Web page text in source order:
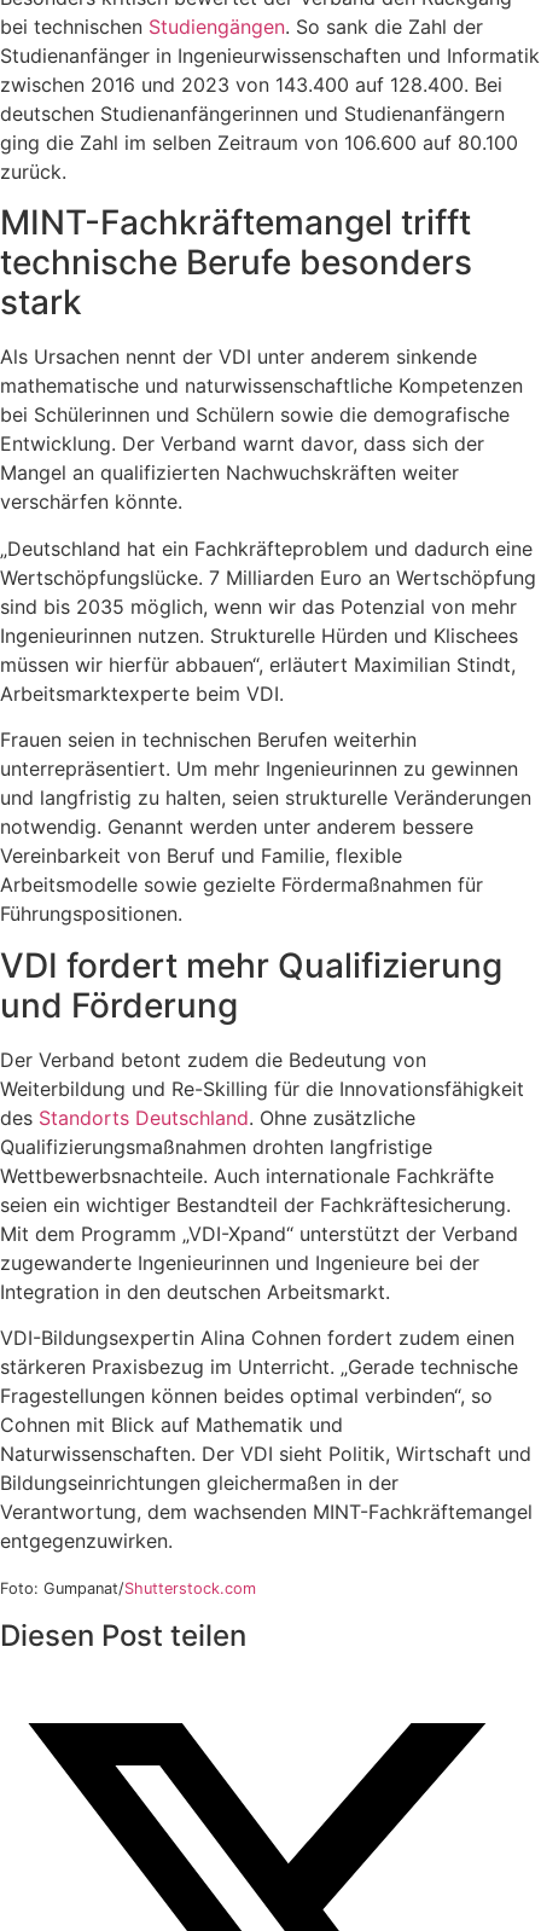
bei technischen Studiengängen. So sank die Zahl der
Studienanfänger in Ingenieurwissenschaften und Informatik
zwischen 2016 und 2023 von 143.400 auf 128.400. Bei
deutschen Studienanfängerinnen und Studienanfängern
ging die Zahl im selben Zeitraum von 106.600 auf 80.100
zurück.
MINT-Fachkräftemangel trifft
technische Berufe besonders
stark
Als Ursachen nennt der VDI unter anderem sinkende
mathematische und naturwissenschaftliche Kompetenzen
bei Schülerinnen und Schülern sowie die demografische
Entwicklung. Der Verband warnt davor, dass sich der
Mangel an qualifizierten Nachwuchskräften weiter
verschärfen könnte.
„Deutschland hat ein Fachkräfteproblem und dadurch eine
Wertschöpfungslücke. 7 Milliarden Euro an Wertschöpfung
sind bis 2035 möglich, wenn wir das Potenzial von mehr
Ingenieurinnen nutzen. Strukturelle Hürden und Klischees
müssen wir hierfür abbauen“, erläutert Maximilian Stindt,
Arbeitsmarktexperte beim VDI.
Frauen seien in technischen Berufen weiterhin
unterrepräsentiert. Um mehr Ingenieurinnen zu gewinnen
und langfristig zu halten, seien strukturelle Veränderungen
notwendig. Genannt werden unter anderem bessere
Vereinbarkeit von Beruf und Familie, flexible
Arbeitsmodelle sowie gezielte Fördermaßnahmen für
Führungspositionen.
VDI fordert mehr Qualifizierung
und Förderung
Der Verband betont zudem die Bedeutung von
Weiterbildung und Re-Skilling für die Innovationsfähigkeit
des Standorts Deutschland. Ohne zusätzliche
Qualifizierungsmaßnahmen drohten langfristige
Wettbewerbsnachteile. Auch internationale Fachkräfte
seien ein wichtiger Bestandteil der Fachkräftesicherung.
Mit dem Programm „VDI-Xpand“ unterstützt der Verband
zugewanderte Ingenieurinnen und Ingenieure bei der
Integration in den deutschen Arbeitsmarkt.
VDI-Bildungsexpertin Alina Cohnen fordert zudem einen
stärkeren Praxisbezug im Unterricht. „Gerade technische
Fragestellungen können beides optimal verbinden“, so
Cohnen mit Blick auf Mathematik und
Naturwissenschaften. Der VDI sieht Politik, Wirtschaft und
Bildungseinrichtungen gleichermaßen in der
Verantwortung, dem wachsenden MINT-Fachkräftemangel
entgegenzuwirken.
Foto: Gumpanat/Shutterstock.com
Diesen Post teilen